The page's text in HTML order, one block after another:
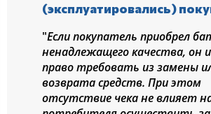
(эксплуатировались)
"Если покупатель приобрел
ненадлежащего качества, он
право требовать из замены
возврата средств. При этом
отсутствие чека не влияет